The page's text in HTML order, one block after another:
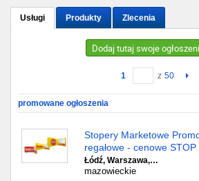
Usługi Produkty Zlecenia
Dodaj tutaj swoje
1 z 50
promowane ogłoszenia
Stopery Marketowe
regałowe - cenowe
Łódź, Warszawa,…
mazowieckie
Katowice
Chorzów
Lublin